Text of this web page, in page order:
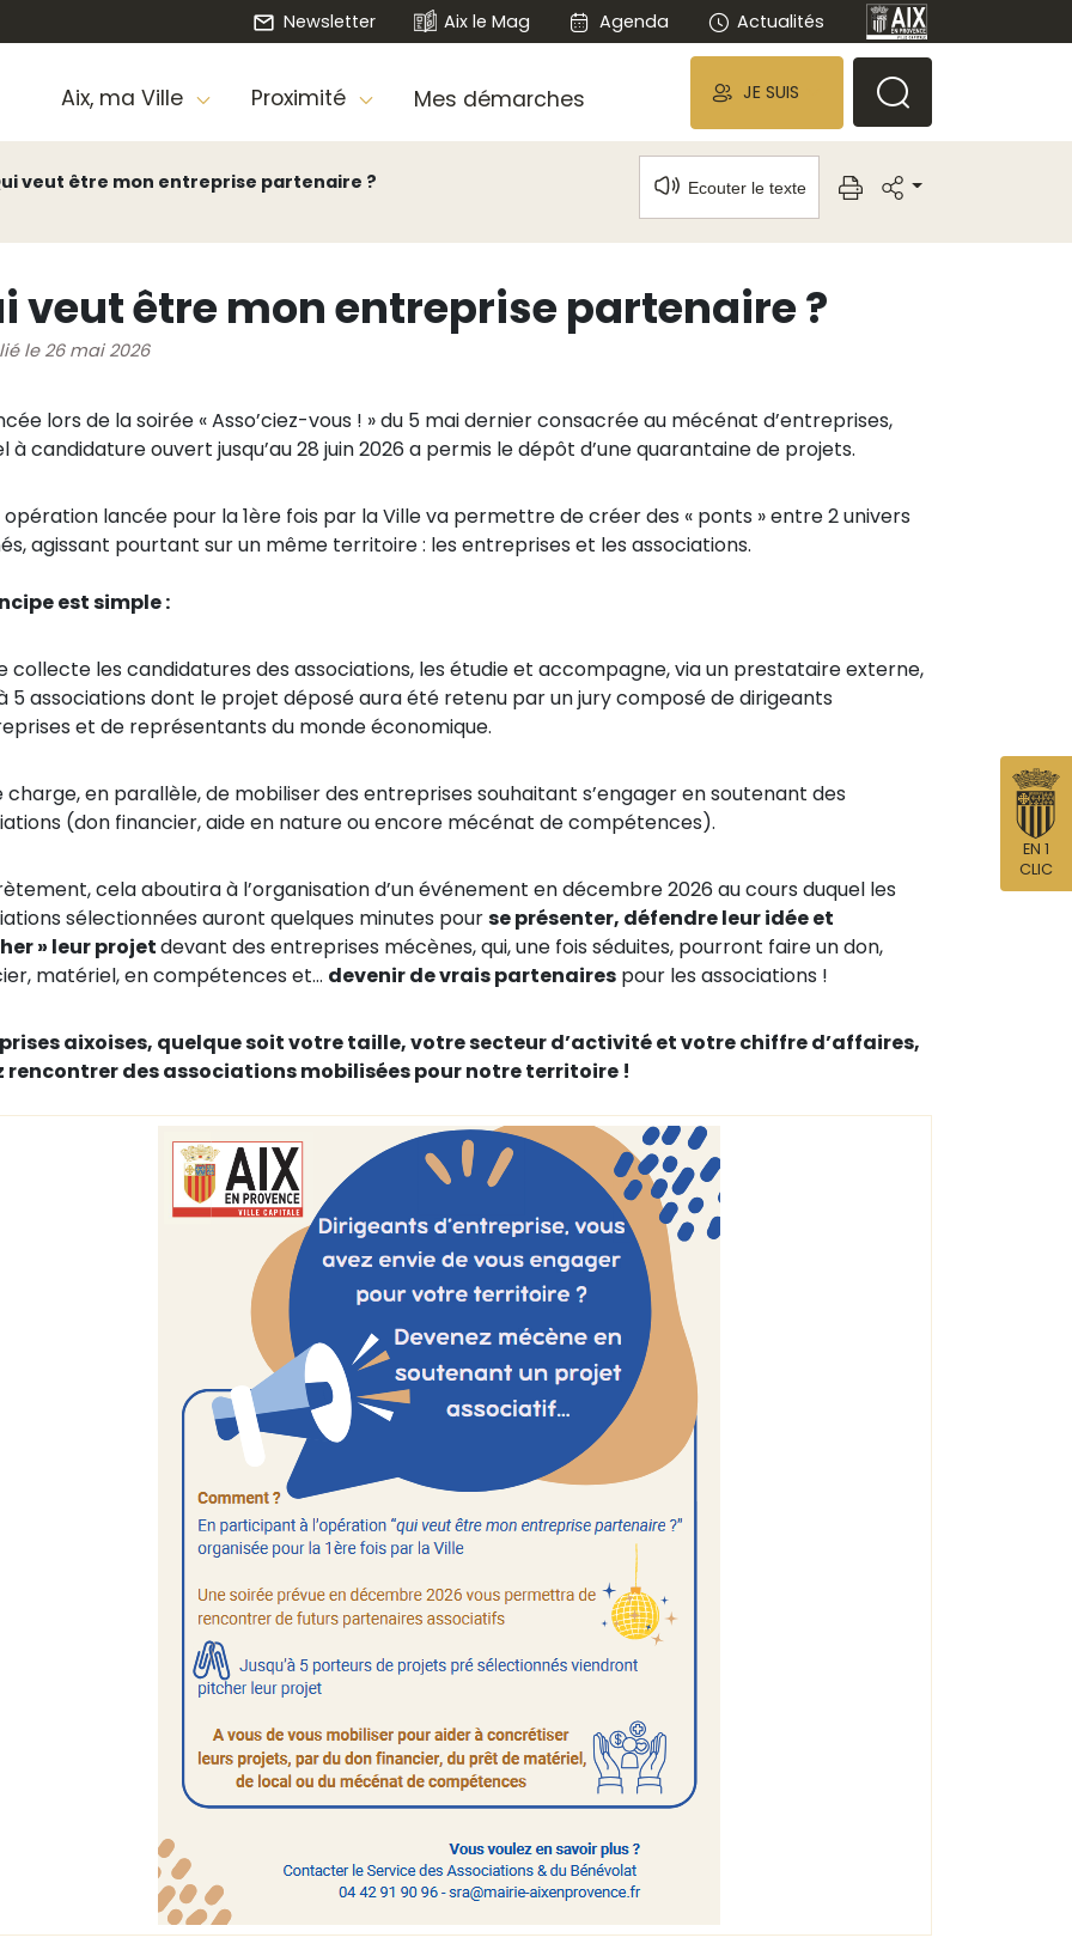
Newsletter Aix le Mag Agenda Actualités
Aix, ma Ville Proximité Mes démarches JE SUIS
veut être mon entreprise partenaire ? Ecouter le texte
veut être mon entreprise partenaire ?
le 26 mai 2026
lors de la soirée « Asso’ciez-vous ! » du 5 mai dernier consacrée au mécénat d’entreprises,
à candidature ouvert jusqu’au 28 juin 2026 a permis le dépôt d’une quarantaine de projets.
lancée pour la 1ère fois par la Ville va permettre de créer des « ponts » entre 2 univers
agissant pourtant sur un même territoire : les entreprises et les associations.
est simple :
collecte les candidatures des associations, les étudie et accompagne, via un prestataire externe,
5 associations dont le projet déposé aura été retenu par un jury composé de dirigeants
et de représentants du monde économique.
charge, en parallèle, de mobiliser des entreprises souhaitant s’engager en soutenant des
(don financier, aide en nature ou encore mécénat de compétences).
cela aboutira à l’organisation d’un événement en décembre 2026 au cours duquel les
sélectionnées auront quelques minutes pourse présenter, défendre leur idée et
» leur projetdevant des entreprises mécènes, qui, une fois séduites, pourront faire un don,
matériel, en compétences et… devenir de vrais partenaires pour les associations !
aixoises, quelque soit votre taille, votre secteur d’activité et votre chiffre d’affaires,
rencontrer des associations mobilisées pour notre territoire !
EN 1
CLIC